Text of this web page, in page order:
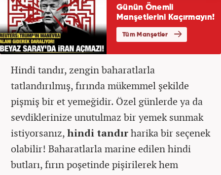
Hindi tandır, zengin baharatlarla
tatlandırılmış, fırında mükemmel şekilde
pişmiş bir et yemeğidir. Özel günlerde ya da
sevdiklerinize unutulmaz bir yemek sunmak
istiyorsanız,hindi tandırharika bir seçenek
olabilir! Baharatlarla marine edilen hindi
butları, fırın poşetinde pişirilerek hem